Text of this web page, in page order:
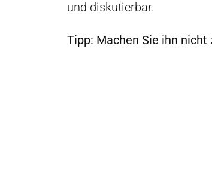
und diskutierbar.
Tipp: Machen Sie ihn